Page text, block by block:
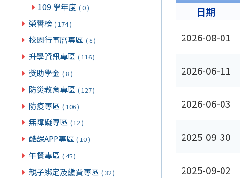
109 學年度 ( 0 )
榮譽榜 ( 174 )
校園行事曆專區 ( 8 )
升學資訊專區 ( 116 )
獎助學金 ( 8 )
防災教育專區 ( 127 )
防疫專區 ( 106 )
無障礙專區 ( 12 )
酷課APP專區 ( 10 )
午餐專區 ( 45 )
親子綁定及繳費專區 ( 32 )
日期
2026-08-01
2026-06-11
2026-06-03
2025-09-30
2025-09-02